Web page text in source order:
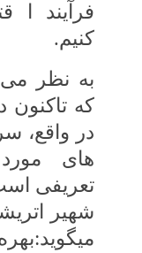
فرآیند ا
کنیم.
به نظر می
که تاکنون
در واقع،
های
تعریفی
شهیر